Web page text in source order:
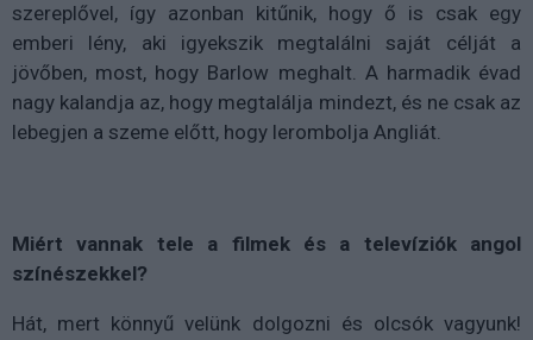
szereplővel, így azonban kitűnik, hogy ő is csak egy
emberi lény, aki igyekszik megtalálni saját célját a
jövőben, most, hogy Barlow meghalt. A harmadik évad
nagy kalandja az, hogy megtalálja mindezt, és ne csak az
lebegjen a szeme előtt, hogy lerombolja Angliát.
Miért vannak tele a filmek és a televíziók angol
színészekkel?
Hát, mert könnyű velünk dolgozni és olcsók vagyunk!